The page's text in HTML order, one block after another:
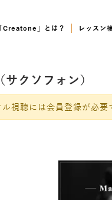
「Creatone」とは？ レッスン
クソフォン）
視聴には会員登録が必要